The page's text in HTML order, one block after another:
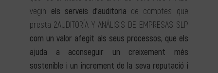
vegin els serveis d’auditoria de comptes que
presta 2AUDITORÍA Y ANÁLISIS DE EMPRESAS SLP
com un valor afegit als seus processos, que els
ajuda a aconseguir un creixement més
sostenible i un increment de la seva reputació i